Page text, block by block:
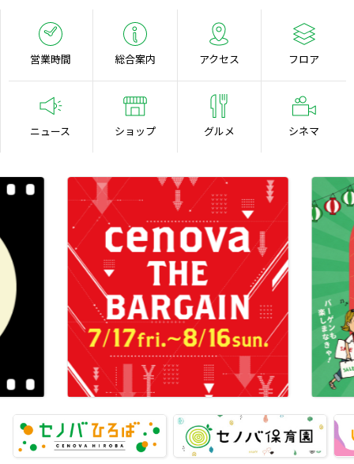
営業時間 総合案内 アクセス フロア
ニュース ショップ グルメ シネマ